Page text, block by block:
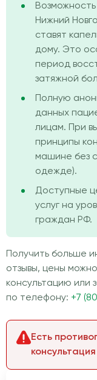
Нижний
ставят
дому. Это
период
затяжной
Полную
данных
лицам. При
принципы
машине без
одежде).
Доступные
услуг на
граждан РФ.
Получить больше
отзывы, цены
консультацию или
по телефону: +7
Есть